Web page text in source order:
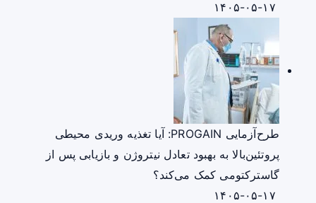
طرح‌آزمایی PROGAIN: آیا تغذیه وریدی محیطی
پروتئین‌بالا به بهبود تعادل نیتروژن و بازیابی پس از
گاسترکتومی کمک می‌کند؟